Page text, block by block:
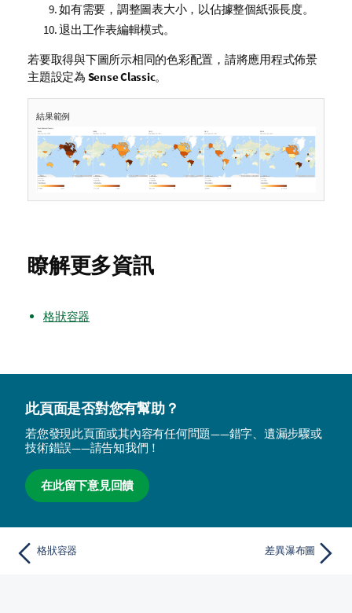
如有需要，調整圖表大小，以佔據整個紙張長度。
退出工作表編輯模式。
若要取得與下圖所示相同的色彩配置，請將應用程式佈景
主題設定為 Sense Classic。
結果範例
瞭解更多資訊
格狀容器
此頁面是否對您有幫助？
若您發現此頁面或其內容有任何問題——錯字、遺漏步驟或
技術錯誤——請告知我們！
在此留下意見回饋
格狀容器 差異瀑布圖